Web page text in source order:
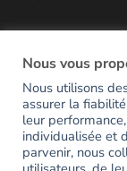
RESTONS EN
Nous vous
Nous utilisons
assurer la
leur
individualisée et
parvenir, nous